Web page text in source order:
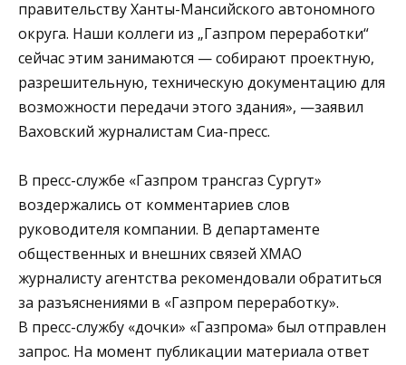
правительству Ханты-Мансийского автономного
округа. Наши коллеги из „Газпром переработки“
сейчас этим занимаются — собирают проектную,
разрешительную, техническую документацию для
возможности передачи этого здания», —заявил
Ваховский журналистам Сиа-пресс.
В пресс-службе «Газпром трансгаз Сургут»
воздержались от комментариев слов
руководителя компании. В департаменте
общественных и внешних связей ХМАО
журналисту агентства рекомендовали обратиться
за разъяснениями в «Газпром переработку».
В пресс-службу «дочки» «Газпрома» был отправлен
запрос. На момент публикации материала ответ